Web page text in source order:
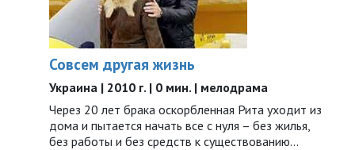
Совсем другая жизнь
Украина | 2010 г. | 0 мин. | мелодрама
Через 20 лет брака оскорбленная Рита уходит из
дома и пытается начать все с нуля – без жилья,
без работы и без средств к существованию...